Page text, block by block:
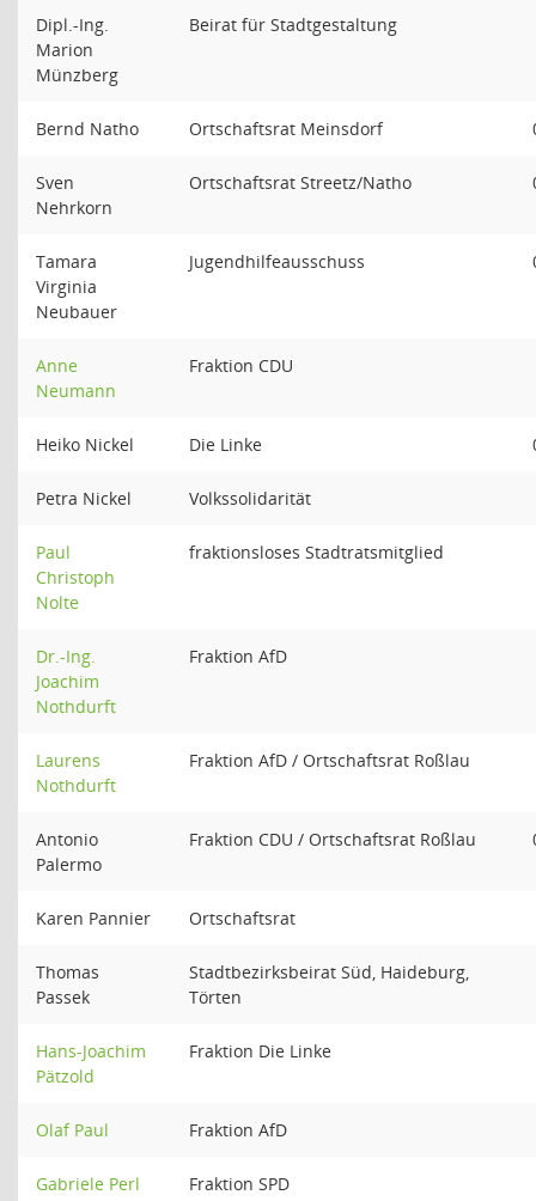
Dipl.-Ing.
Marion
Münzberg
Beirat für Stadtgestaltung
Bernd Natho Ortschaftsrat Meinsdorf
Sven
Nehrkorn
Ortschaftsrat Streetz/Natho
Tamara
Virginia
Neubauer
Jugendhilfeausschuss
Anne
Neumann
Fraktion CDU
Heiko Nickel Die Linke
Petra Nickel Volkssolidarität
Paul
Christoph
Nolte
fraktionsloses Stadtratsmitglied
Dr.-Ing.
Joachim
Nothdurft
Fraktion AfD
Laurens
Nothdurft
Fraktion AfD / Ortschaftsrat Roßlau
Antonio
Palermo
Fraktion CDU / Ortschaftsrat Roßlau
Karen Pannier Ortschaftsrat
Thomas
Passek
Stadtbezirksbeirat Süd, Haideburg,
Törten
Hans-Joachim
Pätzold
Fraktion Die Linke
Olaf Paul Fraktion AfD
Gabriele Perl Fraktion SPD